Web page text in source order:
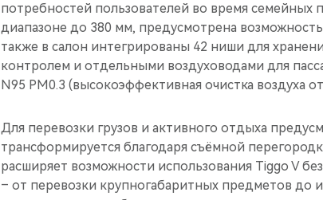
потребностей пользователей во время семейных
диапазоне до 380 мм, предусмотрена
также в салон интегрированы 42 ниши для
контролем и отдельными воздуховодами для
N95 PM0.3 (высокоэффективная очистка воздуха
Для перевозки грузов и активного отдыха
трансформируется благодаря съёмной
расширяет возможности использования Tiggo V
– от перевозки крупногабаритных предметов до